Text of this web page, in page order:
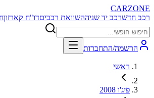
CARZONE
רכב חדשרכב יד שניההשוואת רכביםדו"ח קארזון
הרשמה/התחברות
ראשי
פיג'ו 2008